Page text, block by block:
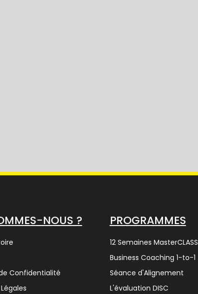
NOUS ?
Confidentialité
PROGRAMMES
12 Semaines MasterCLASS
Business Coaching 1-to-1
Séance d'Alignement
L'évaluation DISC